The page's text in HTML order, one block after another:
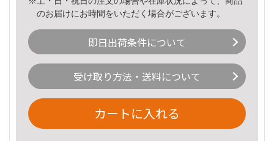
のお届けにお時間をいただく場合がございます。
即日出荷条件について
受け取り方法・送料について
カートに入れる